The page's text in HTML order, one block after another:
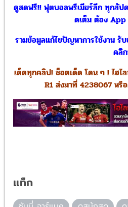
ดูสดฟรี!! ฟุตบอลพรีเมียร์ลีก ทุกสัป
ดเต็ม ต้อง App
รวมข้อมูลแก้ไขปัญหาการใช้งาน รั
คลิ
เด็ดทุกคลิป! ช็อตเด็ด โดน ๆ ! ไฮไ
R1 ส่งมาที่ 4238067 หรื
แท็ก